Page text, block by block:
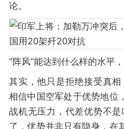
论。
“阵风”能达到什么样的水平
其实，他只是拒绝接受真
相信中国空军处于优势地位
战机无压力，代差优势不
了，优势并非只有隐身，在